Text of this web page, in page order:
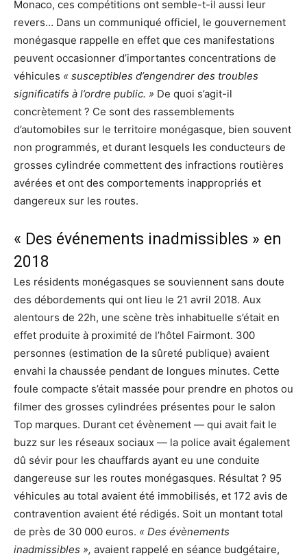
Monaco, ces compétitions ont semble-t-il aussi leur
revers… Dans un communiqué officiel, le gouvernement
monégasque rappelle en effet que ces manifestations
peuvent occasionner d’importantes concentrations de
véhicules « susceptibles d’engendrer des troubles
significatifs à l’ordre public. » De quoi s’agit-il
concrètement ? Ce sont des rassemblements
d’automobiles sur le territoire monégasque, bien souvent
non programmés, et durant lesquels les conducteurs de
grosses cylindrée commettent des infractions routières
avérées et ont des comportements inappropriés et
dangereux sur les routes.
« Des événements inadmissibles » en
2018
Les résidents monégasques se souviennent sans doute
des débordements qui ont lieu le 21 avril 2018. Aux
alentours de 22h, une scène très inhabituelle s’était en
effet produite à proximité de l’hôtel Fairmont. 300
personnes (estimation de la sûreté publique) avaient
envahi la chaussée pendant de longues minutes. Cette
foule compacte s’était massée pour prendre en photos ou
filmer des grosses cylindrées présentes pour le salon
Top marques. Durant cet évènement — qui avait fait le
buzz sur les réseaux sociaux — la police avait également
dû sévir pour les chauffards ayant eu une conduite
dangereuse sur les routes monégasques. Résultat ? 95
véhicules au total avaient été immobilisés, et 172 avis de
contravention avaient été rédigés. Soit un montant total
de près de 30 000 euros. « Des évènements
inadmissibles », avaient rappelé en séance budgétaire,